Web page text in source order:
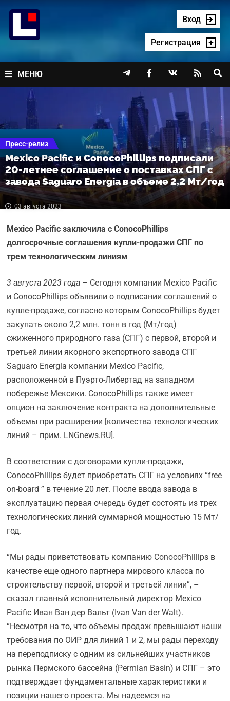
содержимому
Вход
Регистрация
МЕНЮ    
Пресс-релиз
Mexico Pacific и ConocoPhillips подписали
20-летнее соглашение о поставках СПГ с
завода Saguaro Energia в объеме 2,2 Мт/год
03 августа 2023
Mexico Pacific заключила с ConocoPhillips
долгосрочные соглашения купли-продажи СПГ по
трем технологическим линиям
3 августа 2023 года – Сегодня компании Mexico Pacific
и ConocoPhillips объявили о подписании соглашений о
купле-продаже, согласно которым ConocoPhillips будет
закупать около 2,2 млн. тонн в год (Мт/год)
сжиженного природного газа (СПГ) с первой, второй и
третьей линии якорного экспортного завода СПГ
Saguaro Energia компании Mexico Pacific,
расположенной в Пуэрто-Либертад на западном
побережье Мексики. ConocoPhillips также имеет
опцион на заключение контракта на дополнительные
объемы при расширении [количества технологических
линий – прим. LNGnews.RU].
В соответствии с договорами купли-продажи,
ConocoPhillips будет приобретать СПГ на условиях “free
on-board ” в течение 20 лет. После ввода завода в
эксплуатацию первая очередь будет состоять из трех
технологических линий суммарной мощностью 15 Мт/
год.
“Мы рады приветствовать компанию ConocoPhillips в
качестве еще одного партнера мирового класса по
строительству первой, второй и третьей линии”, –
сказал главный исполнительный директор Mexico
Pacific Иван Ван дер Вальт (Ivan Van der Walt).
“Несмотря на то, что объемы продаж превышают наши
требования по ОИР для линий 1 и 2, мы рады переходу
на переподписку с одним из сильнейших участников
рынка Пермского бассейна (Permian Basin) и СПГ – это
подтверждает фундаментальные характеристики и
позиции нашего проекта. Мы надеемся на